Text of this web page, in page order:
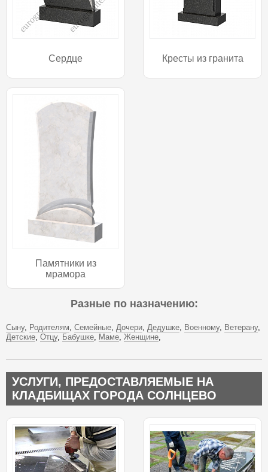
Сердце Кресты из гранита
Памятники из
мрамора
Разные по назначению:
Сыну Родителям Семейные Дочери Дедушке Военному Ветерану
Детские Отцу Бабушке Маме Женщине
УСЛУГИ, ПРЕДОСТАВЛЯЕМЫЕ НА
КЛАДБИЩАХ ГОРОДА СОЛНЦЕВО